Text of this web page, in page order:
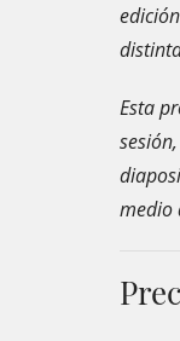
Esta
medio